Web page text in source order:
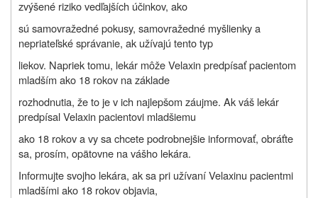
zvýšené riziko vedľajších účinkov, ako
sú samovražedné pokusy, samovražedné myšlienky a
nepriateľské správanie, ak užívajú tento typ
liekov. Napriek tomu, lekár môže Velaxin predpísať pacientom
mladším ako 18 rokov na základe
rozhodnutia, že to je v ich najlepšom záujme. Ak váš lekár
predpísal Velaxin pacientovi mladšiemu
ako 18 rokov a vy sa chcete podrobnejšie informovať, obráťte
sa, prosím, opätovne na vášho lekára.
Informujte svojho lekára, ak sa pri užívaní Velaxinu pacientmi
mladšími ako 18 rokov objavia,